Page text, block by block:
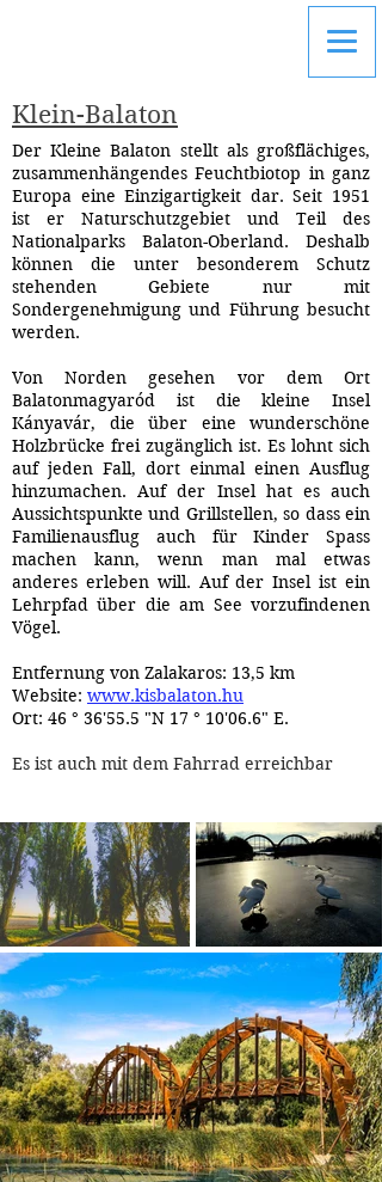
Klein-Balaton
Der Kleine Balaton stellt als großflächiges,
zusammenhängendes Feuchtbiotop in ganz
Europa eine Einzigartigkeit dar. Seit 1951
ist er Naturschutzgebiet und Teil des
Nationalparks Balaton-Oberland. Deshalb
können die unter besonderem Schutz
stehenden Gebiete nur mit
Sondergenehmigung und Führung besucht
werden.
Von Norden gesehen vor dem Ort
Balatonmagyaród ist die kleine Insel
Kányavár, die über eine wunderschöne
Holzbrücke frei zugänglich ist. Es lohnt sich
auf jeden Fall, dort einmal einen Ausflug
hinzumachen. Auf der Insel hat es auch
Aussichtspunkte und Grillstellen, so dass ein
Familienausflug auch für Kinder Spass
machen kann, wenn man mal etwas
anderes erleben will. Auf der Insel ist ein
Lehrpfad über die am See vorzufindenen
Vögel.
Entfernung von Zalakaros: 13,5 km
Website: www.kisbalaton.hu
Ort: 46 ° 36'55.5 "N 17 ° 10'06.6" E.
Es ist auch mit dem Fahrrad erreichbar